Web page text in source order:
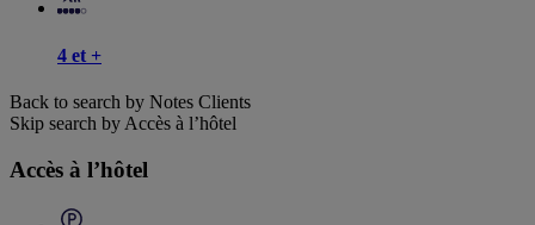
4 et +
Back to search by Notes Clients
Skip search by Accès à l’hôtel
Accès à l’hôtel